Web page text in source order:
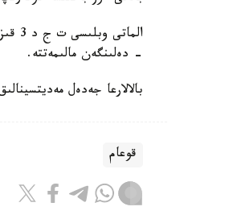
- دەلىنگەن مالىمەتتە.
بالالارعا جەدەل
قوعام